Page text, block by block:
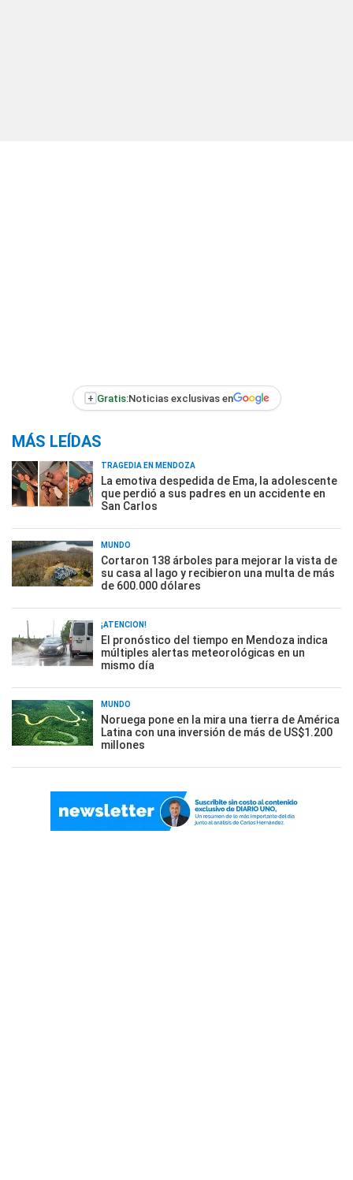
+ Gratis:Noticias exclusivas en
MÁS LEÍDAS
TRAGEDIA EN MENDOZA
La emotiva despedida de Ema, la adolescente
que perdió a sus padres en un accidente en
San Carlos
MUNDO
Cortaron 138 árboles para mejorar la vista de
su casa al lago y recibieron una multa de más
de 600.000 dólares
¡ATENCIÓN!
El pronóstico del tiempo en Mendoza indica
múltiples alertas meteorológicas en un
mismo día
MUNDO
Noruega pone en la mira una tierra de América
Latina con una inversión de más de US$1.200
millones